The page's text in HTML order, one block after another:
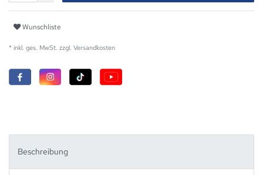
Wunschliste
* inkl. ges. MwSt. zzgl. Versandkosten
Beschreibung